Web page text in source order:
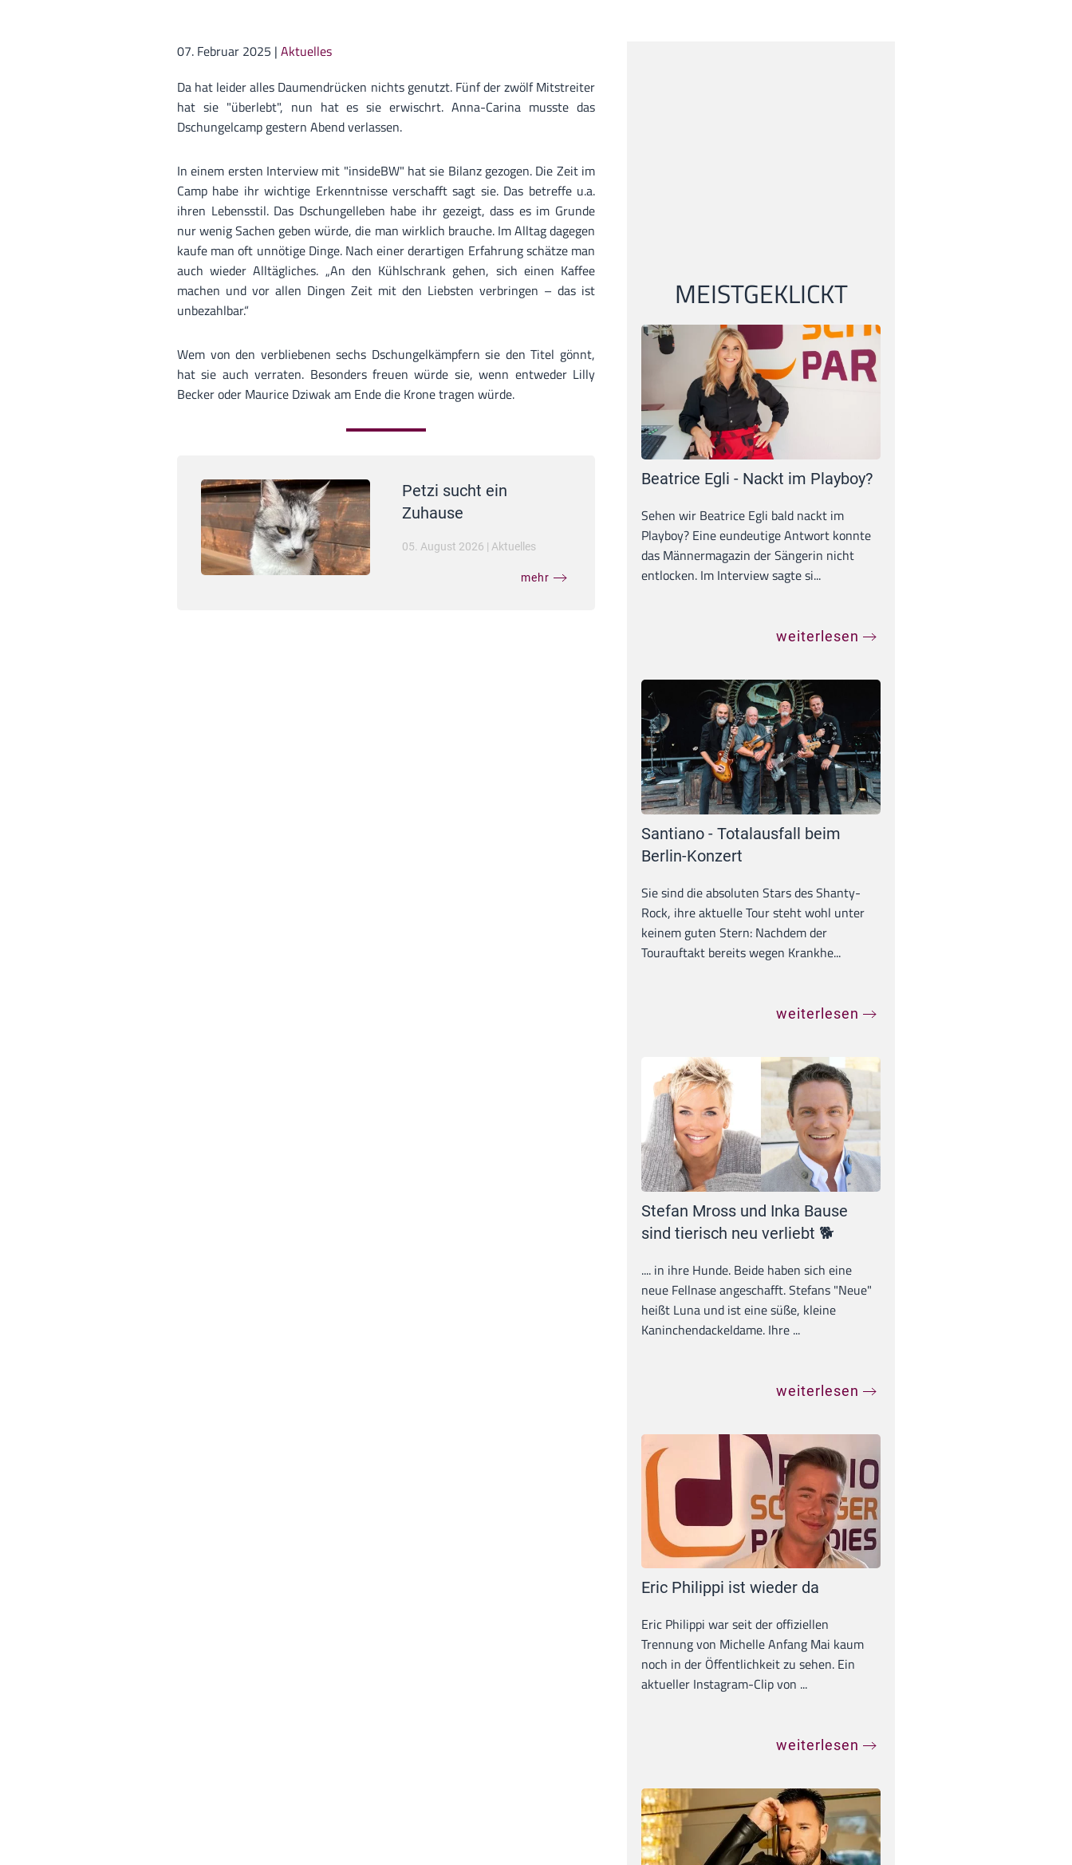
07. Februar 2025 | Aktuelles
Da hat leider alles Daumendrücken nichts genutzt. Fünf der zwölf Mitstreiter
hat sie "überlebt", nun hat es sie erwischrt. Anna-Carina musste das
Dschungelcamp gestern Abend verlassen.
In einem ersten Interview mit "insideBW" hat sie Bilanz gezogen. Die Zeit im
Camp habe ihr wichtige Erkenntnisse verschafft sagt sie. Das betreffe u.a.
ihren Lebensstil. Das Dschungelleben habe ihr gezeigt, dass es im Grunde
nur wenig Sachen geben würde, die man wirklich brauche. Im Alltag dagegen
kaufe man oft unnötige Dinge. Nach einer derartigen Erfahrung schätze man
auch wieder Alltägliches. „An den Kühlschrank gehen, sich einen Kaffee
machen und vor allen Dingen Zeit mit den Liebsten verbringen – das ist
unbezahlbar.“
Wem von den verbliebenen sechs Dschungelkämpfern sie den Titel gönnt,
hat sie auch verraten. Besonders freuen würde sie, wenn entweder Lilly
Becker oder Maurice Dziwak am Ende die Krone tragen würde.
Petzi sucht ein
Zuhause
05. August 2026 | Aktuelles
mehr
MEISTGEKLICKT
Beatrice Egli - Nackt im Playboy?
Sehen wir Beatrice Egli bald nackt im
Playboy? Eine eundeutige Antwort konnte
das Männermagazin der Sängerin nicht
entlocken. Im Interview sagte si...
weiterlesen
Santiano - Totalausfall beim
Berlin-Konzert
Sie sind die absoluten Stars des Shanty-
Rock, ihre aktuelle Tour steht wohl unter
keinem guten Stern: Nachdem der
Tourauftakt bereits wegen Krankhe...
weiterlesen
Stefan Mross und Inka Bause
sind tierisch neu verliebt 🐕
.... in ihre Hunde. Beide haben sich eine
neue Fellnase angeschafft. Stefans "Neue"
heißt Luna und ist eine süße, kleine
Kaninchendackeldame. Ihre ...
weiterlesen
Eric Philippi ist wieder da
Eric Philippi war seit der offiziellen
Trennung von Michelle Anfang Mai kaum
noch in der Öffentlichkeit zu sehen. Ein
aktueller Instagram-Clip von ...
weiterlesen